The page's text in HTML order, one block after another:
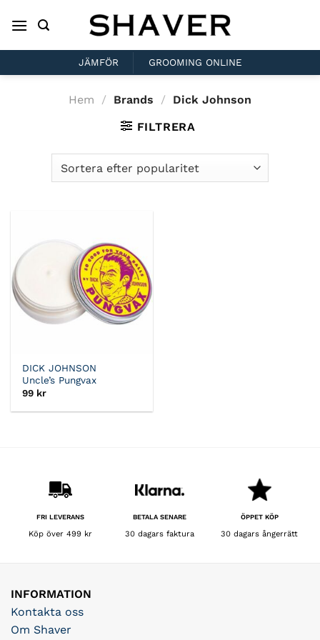
JÄMFÖR GROOMING ONLINE
Hem / Brands /
Dick Johnson
FILTRERA
DICK JOHNSON
Uncle’s Pungvax
99 kr
FRI LEVERANS
Köp över 499 kr
BETALA SENARE
30 dagars faktura
ÖPPET KÖP
30 dagars ångerrätt
INFORMATION
Kontakta oss
Om Shaver